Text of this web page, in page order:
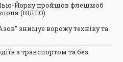
Нью-Йорку пройшов флешмоб
(ВІДЕО)
знищує ворожу техніку та
з транспортом та без